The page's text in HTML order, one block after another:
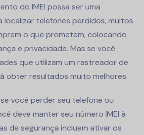
do IMEI possa ser uma
localizar telefones perdidos, muitos
o que prometem, colocando
e privacidade. Mas se você
que utilizam um rastreador de
obter resultados muito melhores.
você perder seu telefone ou
deve manter seu número IMEI à
de segurança incluem ativar os